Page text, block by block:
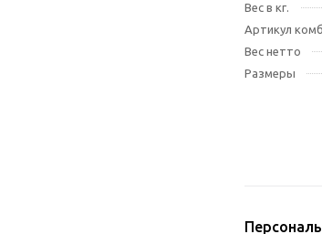
Вес в кг.
Артикул
Вес нетто
Размеры